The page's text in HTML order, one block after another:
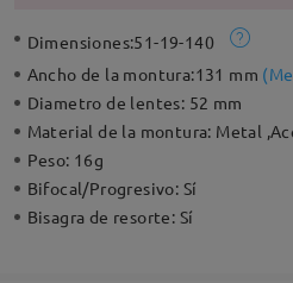
Dimensiones:51-19-140
Ancho de la montura:131 mm (
Diametro de lentes: 52 mm
Material de la montura: Metal
Peso: 16g
Bifocal/Progresivo: Sí
Bisagra de resorte: Sí